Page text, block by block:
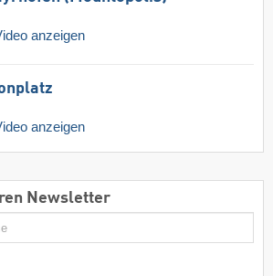
anzeigen
anzeigen
Newsletter